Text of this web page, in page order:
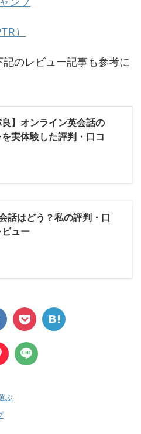
）
のレビュー記事も参考に
良】オンライン英会話の
実体験した評判・口コ
話はどう？私の評判・口
ュー
ぶ